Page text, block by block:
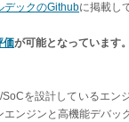
デックのGithubに掲載し
価が可能となっています。
を設計しているエ
ンジンと高機能デバ